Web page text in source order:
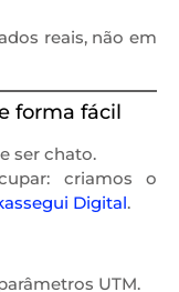
reais, não em
forma fácil
ser chato.
criamos o
Digital.
UTM.